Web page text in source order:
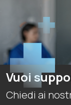
Vuoi
Chiedi ai